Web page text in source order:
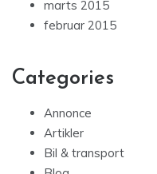
marts 2015
februar 2015
Categories
Annonce
Artikler
Bil & transport